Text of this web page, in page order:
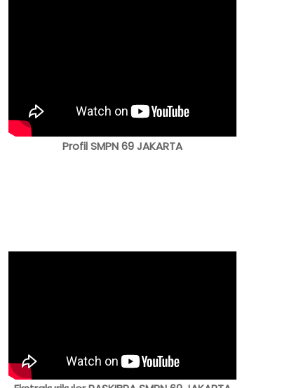
Profil SMPN 69 JAKARTA